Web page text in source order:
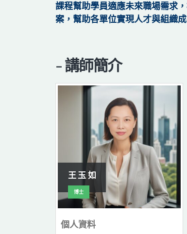
課程幫助學員適應未來職場需求
案，幫助各單位實現人才與組織
- 講師簡介
王 玉 如
博士
個人資料